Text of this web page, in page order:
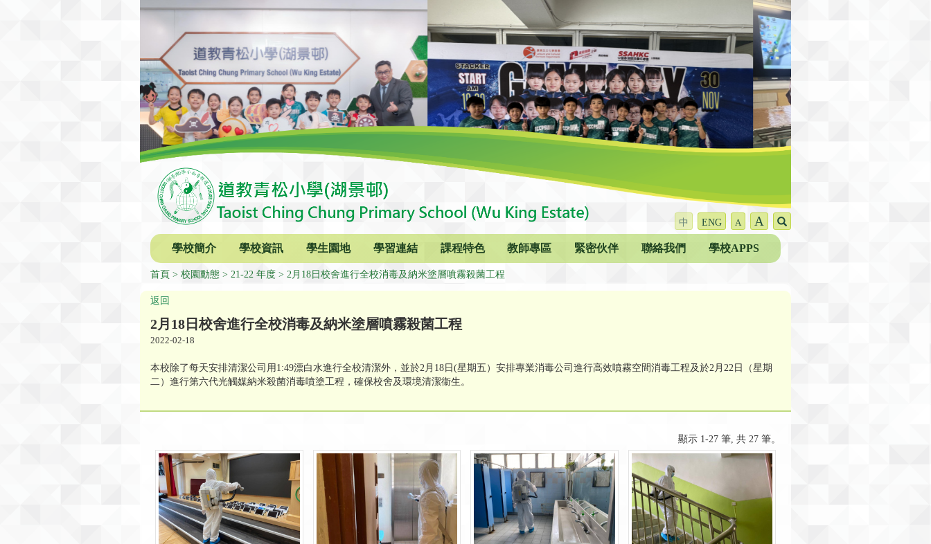
中 ENG A A
學校簡介 學校資訊 學生園地 學習連結 課程特色 教師專區 緊密伙伴 聯絡我們 學校APPS
首頁 校園動態 21-22 年度 2月18日校舍進行全校消毒及納米塗層噴霧殺菌工程
返回
2月18日校舍進行全校消毒及納米塗層噴霧殺菌工程
2022-02-18
本校除了每天安排清潔公司用1:49漂白水進行全校清潔外，並於2月18日(星期五）安排專業消毒公司進行高效噴霧空間消毒工程及於2月22日（星期
二）進行第六代光觸媒納米殺菌消毒噴塗工程，確保校舍及環境清潔衞生。
顯示 1-27 筆, 共 27 筆。